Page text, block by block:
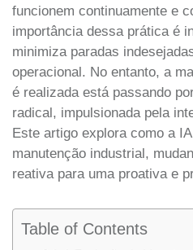
funcionem continuamente e
importância dessa prática é
minimiza paradas
operacional. No entanto, a
é realizada está passando
radical, impulsionada pela
Este artigo explora como a
manutenção industrial,
reativa para uma proativa e
Table of Contents